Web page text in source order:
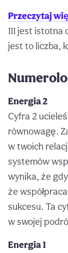
Przeczytaj
111 jest
jest to liczba,
Energia 2
Cyfra 2
równowagę.
w twoich
systemów
wynika, że
że
sukcesu. Ta
w swojej
Energia 1